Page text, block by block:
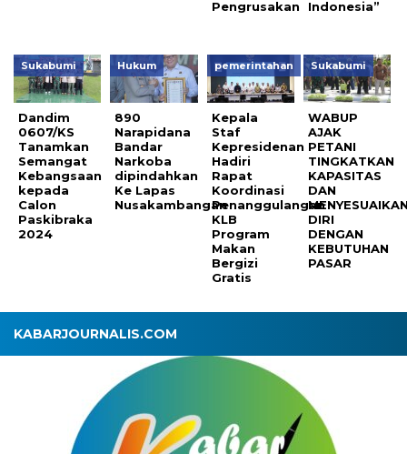
Pengrusakan
Indonesia”
Sukabumi
Dandim
0607/KS
Tanamkan
Semangat
Kebangsaan
kepada
Calon
Paskibraka
2024
Hukum
890
Narapidana
Bandar
Narkoba
dipindahkan
Ke Lapas
Nusakambangan
pemerintahan
Kepala
Staf
Kepresidenan
Hadiri
Rapat
Koordinasi
Penanggulangan
KLB
Program
Makan
Bergizi
Gratis
Sukabumi
WABUP
AJAK
PETANI
TINGKATKAN
KAPASITAS
DAN
DIRI
DENGAN
KEBUTUHAN
PASAR
KABARJOURNALIS.COM